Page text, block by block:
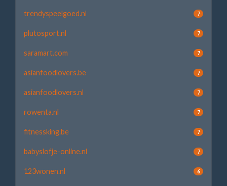
trendyspeelgoed.nl 7
plutosport.nl 7
saramart.com 7
asianfoodlovers.be 7
asianfoodlovers.nl 7
rowenta.nl 7
fitnessking.be 7
babyslofje-online.nl 7
123wonen.nl 6